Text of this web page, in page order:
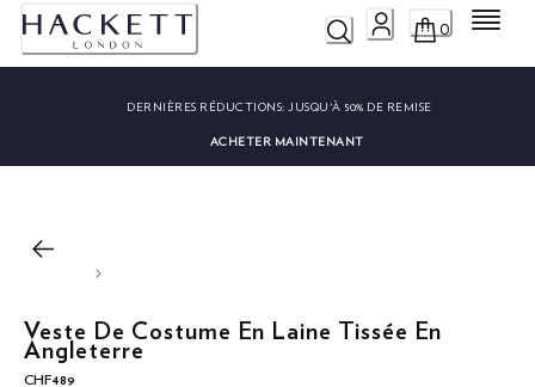
0 Menu
DERNIÈRES RÉDUCTIONS: JUSQU'À 50% DE REMISE
ACHETER MAINTENANT
Veste De Costume En Laine Tissée En
Angleterre
CHF489
current price CHF489